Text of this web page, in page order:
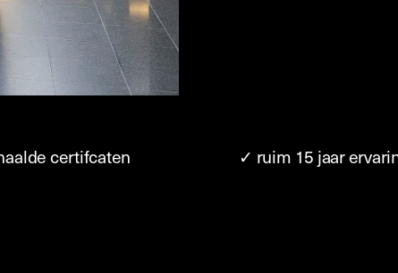
certifcaten ✓ ruim 15 jaar